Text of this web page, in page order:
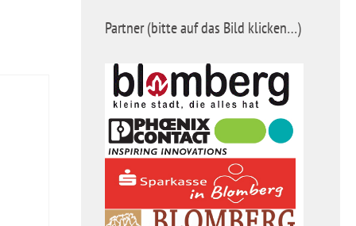
Partner (bitte auf das Bild klicken…)